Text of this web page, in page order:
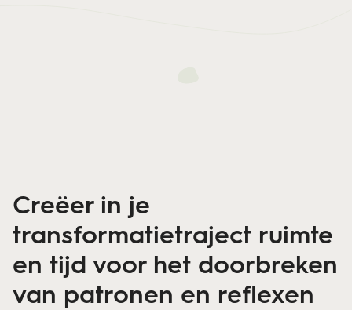
Creëer in je
transformatietraject ruimte
en tijd voor het doorbreken
van patronen en reflexen